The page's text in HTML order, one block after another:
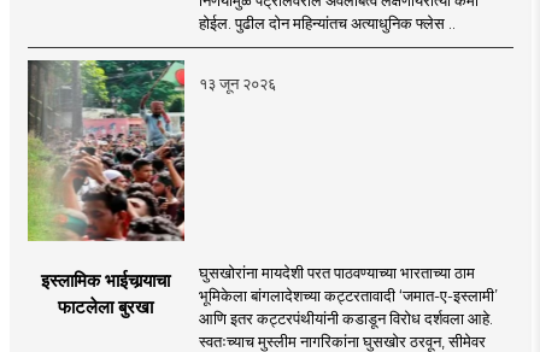
होईल. पुढील दोन महिन्यांतच अत्याधुनिक फ्लेस ..
१३ जून २०२६
इस्लामिक भाईचार्‍याचा
फाटलेला बुरखा
घुसखोरांना मायदेशी परत पाठवण्याच्या भारताच्या ठाम
भूमिकेला बांगलादेशच्या कट्टरतावादी ‘जमात-ए-इस्लामी’
आणि इतर कट्टरपंथीयांनी कडाडून विरोध दर्शवला आहे.
स्वतःच्याच मुस्लीम नागरिकांना घुसखोर ठरवून, सीमेवर